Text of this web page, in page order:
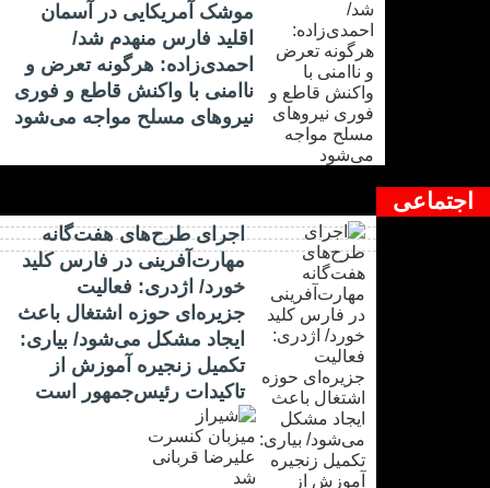
موشک آمریکایی در آسمان
اقلید فارس منهدم شد/
احمدی‌زاده: هرگونه تعرض و
ناامنی با واکنش قاطع و فوری
نیرو‌های مسلح مواجه می‌شود
اجتماعی
اجرای طرح‌های هفت‌گانه
مهارت‌آفرینی در فارس کلید
خورد/ اژدری: فعالیت
جزیره‌‌ای حوزه اشتغال باعث
ایجاد مشکل می‌شود/ بیاری:
تکمیل زنجیره آموزش از
تاکیدات رئیس‌جمهور است